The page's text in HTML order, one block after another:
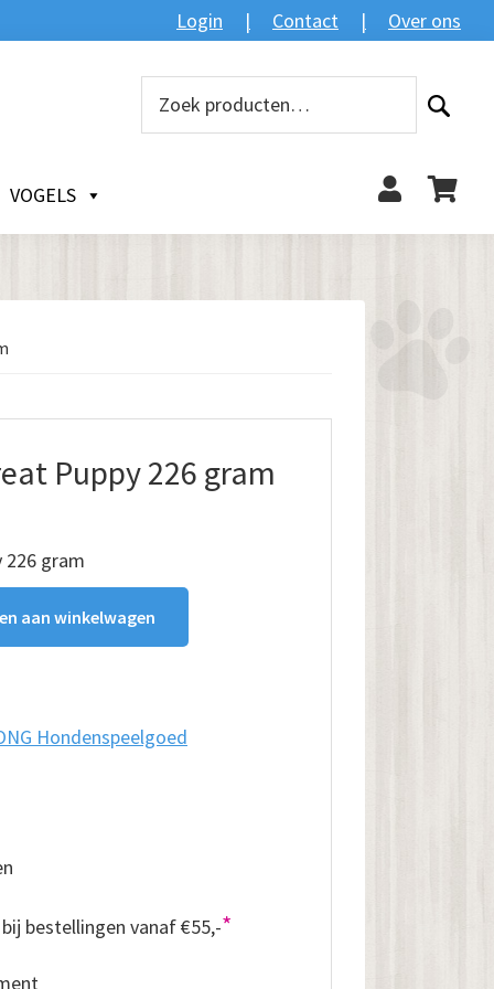
Login Contact Over ons
VOGELS
Zoeken
Puppy 226 gram
226 gram
aan winkelwagen
Hondenspeelgoed
bestellingen vanaf €55,-*